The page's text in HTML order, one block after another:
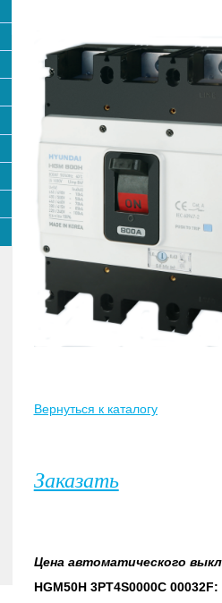
Вернуться к каталогу
Заказать
Цена автоматического
HGM50H 3PT4S0000C 00032F: